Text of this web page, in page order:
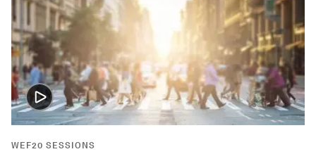
WEF20 SESSIONS